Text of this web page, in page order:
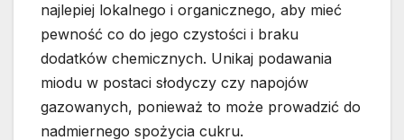
najlepiej lokalnego i organicznego, aby mieć
pewność co do jego czystości i braku
dodatków chemicznych. Unikaj podawania
miodu w postaci słodyczy czy napojów
gazowanych, ponieważ to może prowadzić do
nadmiernego spożycia cukru.